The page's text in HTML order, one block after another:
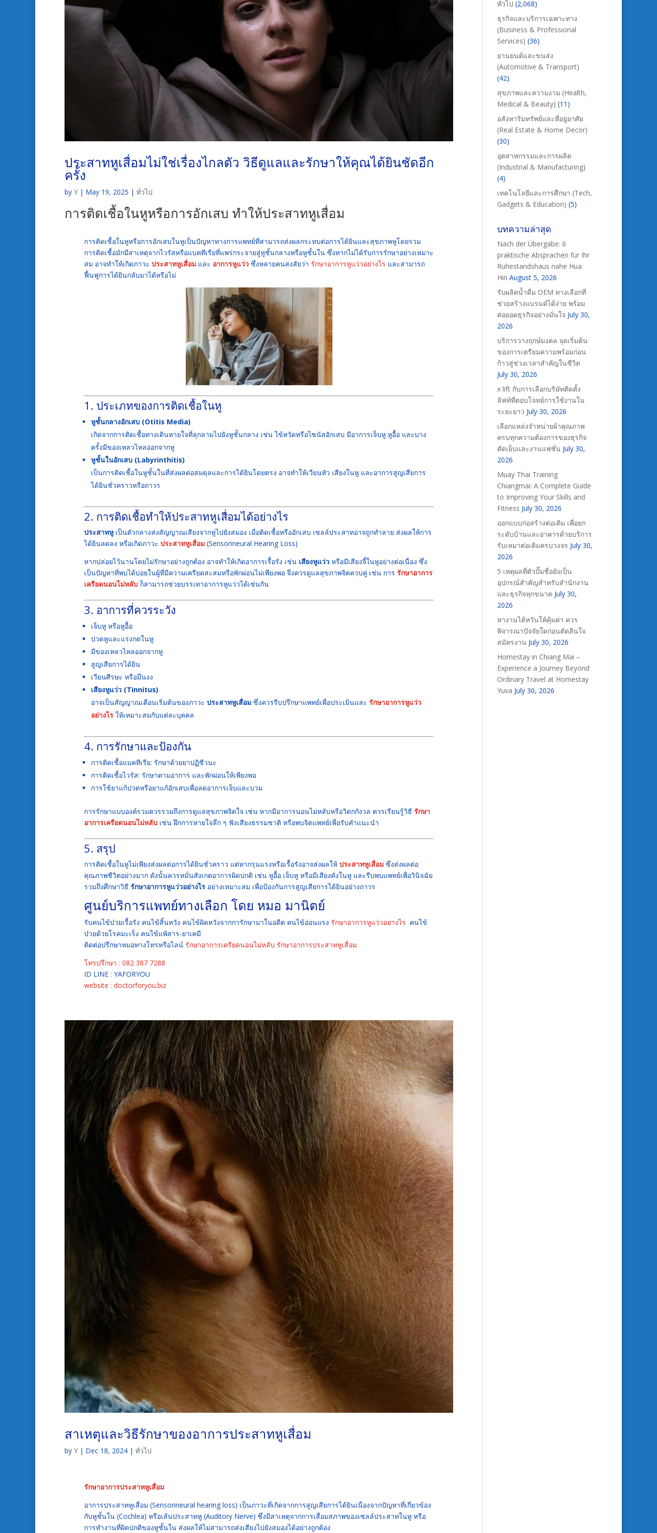
ประสาทหูเสื่อมไม่ใช่เรื่องไกลตัว วิธีดูแลและรักษาให้คุณได้ยินชัดอีก
ครั้ง
by Y | May 19, 2025 | ทั่วไป
การติดเชื้อในหูหรือการอักเสบ ทำให้ประสาทหูเสื่อม
การติดเชื้อในหูหรือการอักเสบในหูเป็นปัญหาทางการแพทย์ที่สามารถส่งผลกระทบต่อการได้ยินและสุขภาพหูโดยรวม
การติดเชื้อมักมีสาเหตุจากไวรัสหรือแบคทีเรียที่แพร่กระจายสู่หูชั้นกลางหรือหูชั้นใน ซึ่งหากไม่ได้รับการรักษาอย่างเหมาะ
สม อาจทำให้เกิดภาวะ ประสาทหูเสื่อมและ อาการหูแว่วซึ่งหลายคนสงสัยว่า รักษาอาการหูแว่วอย่างไร และสามารถ
ฟื้นฟูการได้ยินกลับมาได้หรือไม่
1. ประเภทของการติดเชื้อในหู
หูชั้นกลางอักเสบ (Otitis Media)
เกิดจากการติดเชื้อทางเดินหายใจที่ลุกลามไปยังหูชั้นกลาง เช่น ไข้หวัดหรือไซนัสอักเสบ มีอาการเจ็บหู หูอื้อ และบาง
ครั้งมีของเหลวไหลออกจากหู
หูชั้นในอักเสบ (Labyrinthitis)
เป็นการติดเชื้อในหูชั้นในที่ส่งผลต่อสมดุลและการได้ยินโดยตรง อาจทำให้เวียนหัว เสียงในหู และอาการสูญเสียการ
ได้ยินชั่วคราวหรือถาวร
2. การติดเชื้อทำให้ประสาทหูเสื่อมได้อย่างไร
ประสาทหูเป็นตัวกลางส่งสัญญาณเสียงจากหูไปยังสมอง เมื่อติดเชื้อหรืออักเสบ เซลล์ประสาทอาจถูกทำลาย ส่งผลให้การ
ได้ยินลดลง หรือเกิดภาวะ ประสาทหูเสื่อม(Sensorineural Hearing Loss)
หากปล่อยไว้นานโดยไม่รักษาอย่างถูกต้อง อาจทำให้เกิดอาการเรื้อรัง เช่น เสียงหูแว่วหรือมีเสียงจี้ในหูอย่างต่อเนื่อง ซึ่ง
เป็นปัญหาที่พบได้บ่อยในผู้ที่มีความเครียดสะสมหรือพักผ่อนไม่เพียงพอ จึงควรดูแลสุขภาพจิตควบคู่ เช่น การ รักษาอาการ
เครียดนอนไม่หลับก็สามารถช่วยบรรเทาอาการหูแว่วได้เช่นกัน
3. อาการที่ควรระวัง
เจ็บหู หรือหูอื้อ
ปวดหูและแรงกดในหู
มีของเหลวไหลออกจากหู
สูญเสียการได้ยิน
เวียนศีรษะ หรือมึนงง
เสียงหูแว่ว (Tinnitus)
อาจเป็นสัญญาณเตือนเริ่มต้นของภาวะ ประสาทหูเสื่อมซึ่งควรรีบปรึกษาแพทย์เพื่อประเมินและ รักษาอาการหูแว่ว
อย่างไรให้เหมาะสมกับแต่ละบุคคล
4. การรักษาและป้องกัน
การติดเชื้อแบคทีเรีย: รักษาด้วยยาปฏิชีวนะ
การติดเชื้อไวรัส: รักษาตามอาการ และพักผ่อนให้เพียงพอ
การใช้ยาแก้ปวดหรือยาแก้อักเสบเพื่อลดอาการเจ็บและบวม
การรักษาแบบองค์รวมควรรวมถึงการดูแลสุขภาพจิตใจ เช่น หากมีอาการนอนไม่หลับหรือวิตกกังวล ควรเรียนรู้วิธี รักษา
อาการเครียดนอนไม่หลับเช่น ฝึกการหายใจลึก ๆ ฟังเสียงธรรมชาติ หรือพบจิตแพทย์เพื่อรับคำแนะนำ
5. สรุป
การติดเชื้อในหูไม่เพียงส่งผลต่อการได้ยินชั่วคราว แต่หากรุนแรงหรือเรื้อรังอาจส่งผลให้ ประสาทหูเสื่อมซึ่งส่งผลต่อ
คุณภาพชีวิตอย่างมาก ดังนั้นควรหมั่นสังเกตอาการผิดปกติ เช่น หูอื้อ เจ็บหู หรือมีเสียงดังในหู และรีบพบแพทย์เพื่อวินิจฉัย
รวมถึงศึกษาวิธี รักษาอาการหูแว่วอย่างไรอย่างเหมาะสม เพื่อป้องกันการสูญเสียการได้ยินอย่างถาวร
ศูนย์บริการแพทย์ทางเลือก โดย หมอ มานิตย์
รับคนไข้ป่วยเรื้อรัง คนไข้สิ้นหวัง คนไข้ผิดหวังจากการักษามาในอดีต คนไข้อ่อนแรง รักษาอาการหูแว่วอย่างไร คนไข้
ป่วยด้วยโรคมะเร็ง คนไข้แพ้สาร-ยาเคมี
ติดต่อปรึกษาหมอทางโทรหรือไลน์ รักษาอาการเครียดนอนไม่หลับ รักษาอาการประสาทหูเสื่อม
โทรปรึกษา : 082 387 7288
ID LINE : YAFORYOU
website : doctorforyou.biz
สาเหตุและวิธีรักษาของอาการประสาทหูเสื่อม
by Y | Dec 18, 2024 | ทั่วไป
รักษาอาการประสาทหูเสื่อม
อาการประสาทหูเสื่อม (Sensorineural hearing loss) เป็นภาวะที่เกิดจากการสูญเสียการได้ยินเนื่องจากปัญหาที่เกี่ยวข้อง
กับหูชั้นใน (Cochlea) หรือเส้นประสาทหู (Auditory Nerve) ซึ่งมีสาเหตุจากการเสื่อมสภาพของเซลล์ประสาทในหู หรือ
การทำงานที่ผิดปกติของหูชั้นใน ส่งผลให้ไม่สามารถส่งเสียงไปยังสมองได้อย่างถูกต้อง
ทั่วไป (2,068)
ธุรกิจและบริการเฉพาะทาง
(Business & Professional
Services) (36)
ยานยนต์และขนส่ง
(Automotive & Transport)
(42)
สุขภาพและความงาม (Health,
Medical & Beauty) (11)
อสังหาริมทรัพย์และที่อยู่อาศัย
(Real Estate & Home Decor)
(30)
อุตสาหกรรมและการผลิต
(Industrial & Manufacturing)
(4)
เทคโนโลยีและการศึกษา (Tech,
Gadgets & Education) (5)
บทความล่าสุด
Nach der Übergabe: 6
praktische Absprachen für Ihr
Ruhestandshaus nahe Hua
Hin August 5, 2026
รับผลิตน้ำดื่ม OEM ทางเลือกที่
ช่วยสร้างแบรนด์ได้ง่าย พร้อม
ต่อยอดธุรกิจอย่างมั่นใจ July 30,
2026
บริการวางฤกษ์มงคล จุดเริ่มต้น
ของการเตรียมความพร้อมก่อน
ก้าวสู่ช่วงเวลาสำคัญในชีวิต
July 30, 2026
x lift กับการเลือกบริษัทติดตั้ง
ลิฟท์ที่ตอบโจทย์การใช้งานใน
ระยะยาว July 30, 2026
เลือกแหล่งจำหน่ายผ้าคุณภาพ
ครบทุกความต้องการของธุรกิจ
ตัดเย็บและงานแฟชั่น July 30,
2026
Muay Thai Training
Chiangmai: A Complete Guide
to Improving Your Skills and
Fitness July 30, 2026
ออกแบบก่อสร้างต่อเติม เพื่อยก
ระดับบ้านและอาคารด้วยบริการ
รับเหมาต่อเติมครบวงจร July 30,
2026
5 เหตุผลที่ตัวปั๊มชื่อยังเป็น
อุปกรณ์สำคัญสำหรับสำนักงาน
และธุรกิจทุกขนาด July 30,
2026
หางานไต้หวันให้คุ้มค่า ควร
พิจารณาปัจจัยใดก่อนตัดสินใจ
สมัครงาน July 30, 2026
Homestay in Chiang Mai –
Experience a Journey Beyond
Ordinary Travel at Homestay
Yuva July 30, 2026